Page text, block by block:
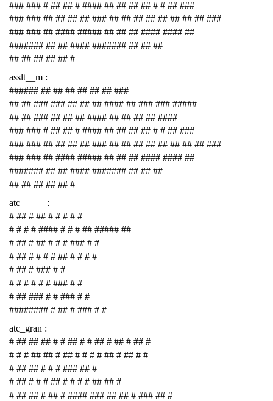
### ### # ## ## # #### ## ## ## ## # # ## ###
### ### ## ## ## ## ### ## ## ## ## ## ## ## ## ###
### ### ## #### ##### ## ## ## #### #### ##
####### ## ## #### ####### ## ## ##
## ## ## ## ## #
asslt__m :
###### ## ## ## ## ## ## ###
## ## ### ### ## ## ## #### ## ### ### #####
## ## ### ## ## ## #### ## ## ## ## ####
### ### # ## ## # #### ## ## ## ## # # ## ###
### ### ## ## ## ## ### ## ## ## ## ## ## ## ## ###
### ### ## #### ##### ## ## ## #### #### ##
####### ## ## #### ####### ## ## ##
## ## ## ## ## #
atc_____ :
# ## # ## # # # # #
# # # # #### # # # ## ##### ##
# ## # ## # # # ### # #
# ## # # # # ## # # # #
# ## # ### # #
# # # # # # ### # #
# ## ### # # ### # #
######## # ## # ### # #
atc_gran :
# ## ## ## # # ## # # ## # ## # ## #
# # # ## ## # ## # # # # ## # ## # #
# ## ## # # # ### ## #
# ## # # # ## # # # # ## ## #
# ## ## # ## # #### ### ## ## # ### ## #